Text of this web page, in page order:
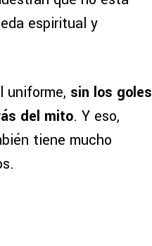
espiritual y
uniforme, sin los goles
del mito. Y eso,
tiene mucho